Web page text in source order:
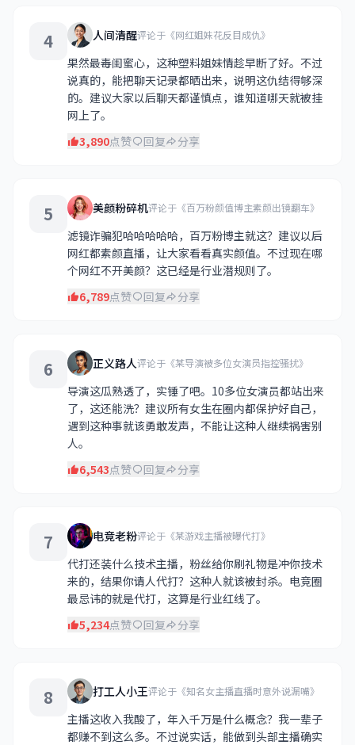
4 人间清醒评论于《网红姐妹花反目成仇》
果然最毒闺蜜心，这种塑料姐妹情趁早断了好。不过
说真的，能把聊天记录都晒出来，说明这仇结得够深
的。建议大家以后聊天都谨慎点，谁知道哪天就被挂
网上了。
3,890点赞 回复 分享
5 美颜粉碎机评论于《百万粉颜值博主素颜出镜翻车》
滤镜诈骗犯哈哈哈哈哈，百万粉博主就这？建议以后
网红都素颜直播，让大家看看真实颜值。不过现在哪
个网红不开美颜？这已经是行业潜规则了。
6,789点赞 回复 分享
6 正义路人评论于《某导演被多位女演员指控骚扰》
导演这瓜熟透了，实锤了吧。10多位女演员都站出来
了，这还能洗？建议所有女生在圈内都保护好自己，
遇到这种事就该勇敢发声，不能让这种人继续祸害别
人。
6,543点赞 回复 分享
7 电竞老粉评论于《某游戏主播被曝代打》
代打还装什么技术主播，粉丝给你刷礼物是冲你技术
来的，结果你请人代打？这种人就该被封杀。电竞圈
最忌讳的就是代打，这算是行业红线了。
5,234点赞 回复 分享
8 打工人小王评论于《知名女主播直播时意外说漏嘴》
主播这收入我酸了，年入千万是什么概念？我一辈子
都赚不到这么多。不过说实话，能做到头部主播确实